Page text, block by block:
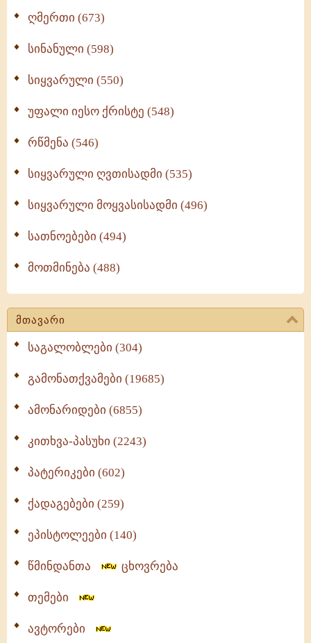
ღმერთი (673)
სინანული (598)
სიყვარული (550)
უფალი იესო ქრისტე (548)
რწმენა (546)
სიყვარული ღვთისადმი (535)
სიყვარული მოყვასისადმი (496)
სათნოებები (494)
მოთმინება (488)
მთავარი
საგალობლები (304)
გამონათქვამები (19685)
ამონარიდები (6855)
კითხვა-პასუხი (2243)
პატერიკები (602)
ქადაგებები (259)
ეპისტოლეები (140)
წმინდანთა ცხოვრება
თემები
ავტორები